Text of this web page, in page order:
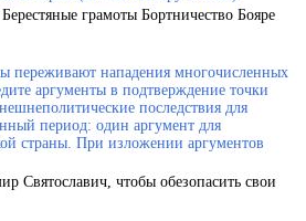
грамоты Бортничество Бояре
переживают нападения многочисленных
аргументы в подтверждение точки
последствия для
период: один аргумент для
страны. При изложении аргументов
Святославич, чтобы обезопасить свои